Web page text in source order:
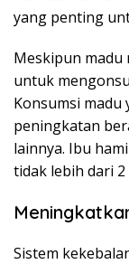
yang penting
Meskipun
untuk
Konsumsi
peningkatan
lainnya. Ibu
tidak lebih dari
Sistem